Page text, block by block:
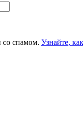
со спамом. Узнайте,